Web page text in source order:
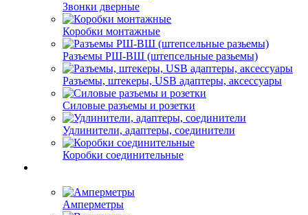
Звонки дверные
Коробки монтажные
Разъемы РШ-ВШ (штепсельные разьемы)
Разъемы, штекеры, USB адаптеры, аксессуары
Силовые разъемы и розетки
Удлинители, адаптеры, соединители
Коробки соединительные
Амперметры